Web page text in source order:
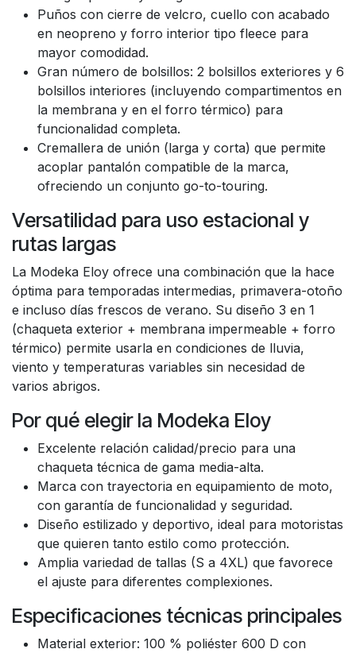
Puños con cierre de velcro, cuello con acabado
en neopreno y forro interior tipo fleece para
mayor comodidad.
Gran número de bolsillos: 2 bolsillos exteriores y 6
bolsillos interiores (incluyendo compartimentos en
la membrana y en el forro térmico) para
funcionalidad completa.
Cremallera de unión (larga y corta) que permite
acoplar pantalón compatible de la marca,
ofreciendo un conjunto go-to-touring.
Versatilidad para uso estacional y
rutas largas
La Modeka Eloy ofrece una combinación que la hace
óptima para temporadas intermedias, primavera-otoño
e incluso días frescos de verano. Su diseño 3 en 1
(chaqueta exterior + membrana impermeable + forro
térmico) permite usarla en condiciones de lluvia,
viento y temperaturas variables sin necesidad de
varios abrigos.
Por qué elegir la Modeka Eloy
Excelente relación calidad/precio para una
chaqueta técnica de gama media-alta.
Marca con trayectoria en equipamiento de moto,
con garantía de funcionalidad y seguridad.
Diseño estilizado y deportivo, ideal para motoristas
que quieren tanto estilo como protección.
Amplia variedad de tallas (S a 4XL) que favorece
el ajuste para diferentes complexiones.
Especificaciones técnicas principales
Material exterior: 100 % poliéster 600 D con